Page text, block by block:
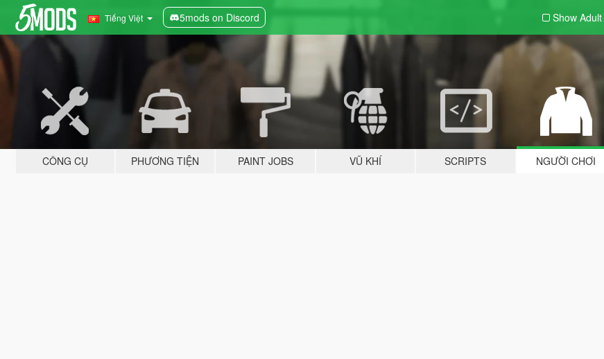
Tiếng Việt 5mods on Discord Show Adult
CÔNG CỤ PHƯƠNG TIỆN PAINT JOBS VŨ KHÍ SCRIPTS NGƯỜI CHƠI